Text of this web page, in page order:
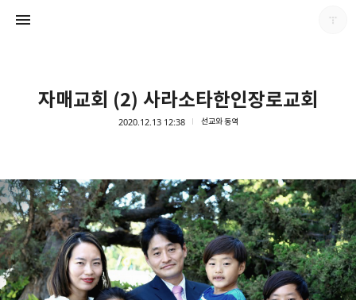
자매교회 (2) 사라소타한인장로교회
2020.12.13 12:38 선교와 동역
남가주온유한교회
남가주온유한교회